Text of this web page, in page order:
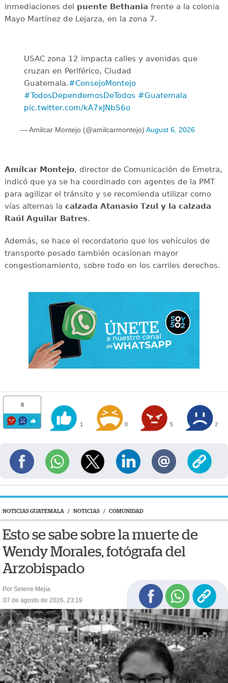
inmediaciones del puente Bethania frente a la colonia
Mayo Martínez de Lejarza, en la zona 7.
USAC zona 12 impacta calles y avenidas que
cruzan en Periférico, Ciudad
Guatemala.#ConsejoMontejo
#TodosDependemosDeTodos #Guatemala
pic.twitter.com/kA7xJNbS6o
— Amilcar Montejo (@amilcarmontejo) August 6, 2026
Amílcar Montejo, director de Comunicación de Emetra,
indicó que ya se ha coordinado con agentes de la PMT
para agilizar el tránsito y se recomienda utilizar como
vías alternas la calzada Atanasio Tzul y la calzada
Raúl Aguilar Batres.
Además, se hace el recordatorio que los vehículos de
transporte pesado también ocasionan mayor
congestionamiento, sobre todo en los carriles derechos.
8
1 0 5 2
NOTICIAS GUATEMALA / NOTICIAS / COMUNIDAD
Esto se sabe sobre la muerte de
Wendy Morales, fotógrafa del
Arzobispado
Por Selene Mejía
07 de agosto de 2026, 23:19